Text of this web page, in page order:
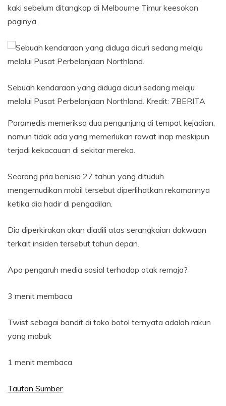
kaki sebelum ditangkap di Melbourne Timur keesokan
paginya.
Sebuah kendaraan yang diduga dicuri sedang melaju
melalui Pusat Perbelanjaan Northland. Kredit: 7BERITA
Paramedis memeriksa dua pengunjung di tempat kejadian,
namun tidak ada yang memerlukan rawat inap meskipun
terjadi kekacauan di sekitar mereka.
Seorang pria berusia 27 tahun yang dituduh
mengemudikan mobil tersebut diperlihatkan rekamannya
ketika dia hadir di pengadilan.
Dia diperkirakan akan diadili atas serangkaian dakwaan
terkait insiden tersebut tahun depan.
Apa pengaruh media sosial terhadap otak remaja?
3 menit membaca
Twist sebagai bandit di toko botol ternyata adalah rakun
yang mabuk
1 menit membaca
Tautan Sumber